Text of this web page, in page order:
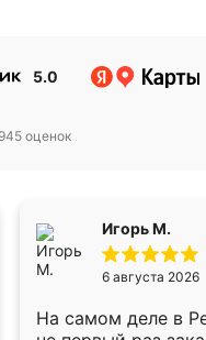
5.0
945 оценок
Игорь М.
6 августа 2026
На самом деле в